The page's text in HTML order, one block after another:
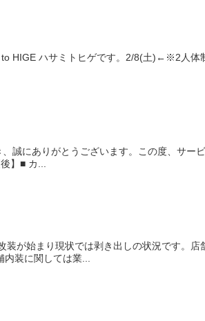
to HIGE ハサミトヒゲです。2/8(土)←※2人
誠にありがとうございます。この度、サー
】■ カ...
が始まり現状では剥き出しの状況です。
装に関しては業...